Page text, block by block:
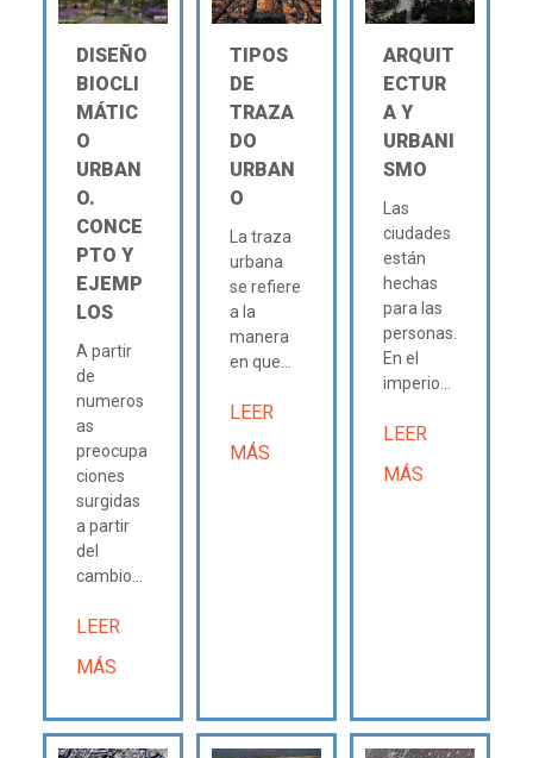
DISEÑO
BIOCLI
MÁTIC
O
URBAN
O.
CONCE
PTO Y
EJEMP
LOS
A partir
de
numeros
as
preocupa
ciones
surgidas
a partir
del
cambio...
LEER
MÁS
TIPOS
DE
TRAZA
DO
URBAN
O
La traza
urbana
se refiere
a la
manera
en que...
LEER
MÁS
ARQUIT
ECTUR
A Y
URBANI
SMO
Las
ciudades
están
hechas
para las
personas.
En el
imperio...
LEER
MÁS